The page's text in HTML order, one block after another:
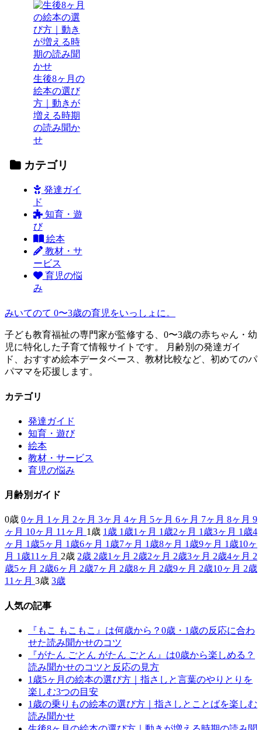
生後8ヶ月の
絵本の選び
方｜動きが
増える時期
の読み聞か
せ
カテゴリ
発達ガイ
ド
知育・遊
び
絵本
教材・サ
ービス
育児の悩
み
みいてのて 0〜3歳の育児をいっしょに。
子ども教育福祉の専門家が監修する、0〜3歳の赤ちゃん・幼
児に特化した子育て情報サイトです。 月齢別の発達ガイ
ド、おすすめ絵本データベース、教材比較など、初めてのパ
パママを応援します。
カテゴリ
発達ガイド
知育・遊び
絵本
教材・サービス
育児の悩み
月齢別ガイド
0歳 0ヶ月 1ヶ月 2ヶ月 3ヶ月 4ヶ月 5ヶ月 6ヶ月 7ヶ月 8ヶ月 9
ヶ月 10ヶ月 11ヶ月 1歳 1歳 1歳1ヶ月 1歳2ヶ月 1歳3ヶ月 1歳4
ヶ月 1歳5ヶ月 1歳6ヶ月 1歳7ヶ月 1歳8ヶ月 1歳9ヶ月 1歳10ヶ
月 1歳11ヶ月 2歳 2歳 2歳1ヶ月 2歳2ヶ月 2歳3ヶ月 2歳4ヶ月 2
歳5ヶ月 2歳6ヶ月 2歳7ヶ月 2歳8ヶ月 2歳9ヶ月 2歳10ヶ月 2歳
11ヶ月 3歳 3歳
人気の記事
『もこ もこもこ』は何歳から？0歳・1歳の反応に合わ
せた読み聞かせのコツ
『がたん ごとん がたん ごとん』は0歳から楽しめる？
読み聞かせのコツと反応の見方
1歳5ヶ月の絵本の選び方｜指さしと言葉のやりとりを
楽しむ3つの目安
1歳の乗りもの絵本の選び方｜指さしとことばを楽しむ
読み聞かせ